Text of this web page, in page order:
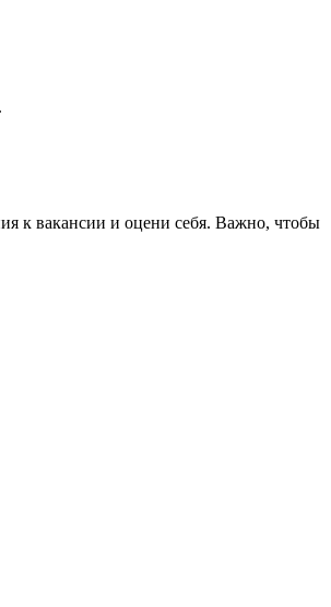
к вакансии и оцени себя. Важно, чтобы